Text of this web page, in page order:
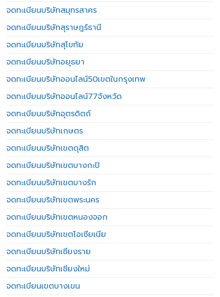
จดทะเบียนบริษัทสมุทรสาคร
จดทะเบียนบริษัทสุราษฎร์ธานี
จดทะเบียนบริษัทสุโขทัย
จดทะเบียนบริษัทอยุธยา
จดทะเบียนบริษัทออนไลน์50เขตในกรุงเทพ
จดทะเบียนบริษัทออนไลน์77จังหวัด
จดทะเบียนบริษัทอุตรดิตถ์
จดทะเบียนบริษัทเกษตร
จดทะเบียนบริษัทเขตดุสิต
จดทะเบียนบริษัทเขตบางกะปิ
จดทะเบียนบริษัทเขตบางรัก
จดทะเบียนบริษัทเขตพระนคร
จดทะเบียนบริษัทเขตหนองจอก
จดทะเบียนบริษัทเขตโอเชียเนีย
จดทะเบียนบริษัทเชียงราย
จดทะเบียนบริษัทเชียงใหม่
จดทะเบียนเขตบางเขน